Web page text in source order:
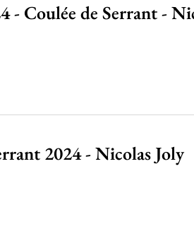
- Coulée de Serrant -
2024 - Nicolas Joly